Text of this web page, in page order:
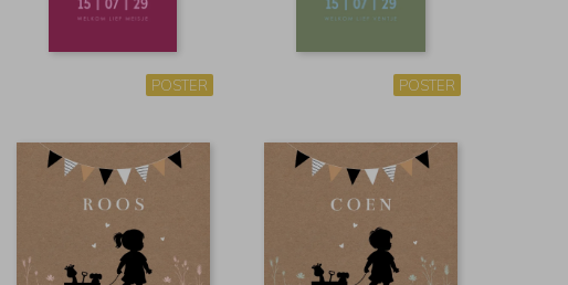
POSTER POSTER